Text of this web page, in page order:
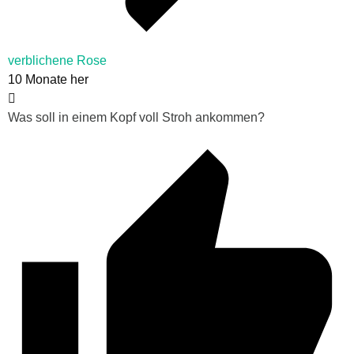
verblichene Rose
10 Monate her
Was soll in einem Kopf voll Stroh ankommen?